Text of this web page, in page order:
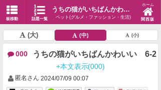
板移動 話題一覧
うちの猫がいちばんかわいい 6-2
ペット(グルメ・ファッション・生活)
ホーム
関西版
(大) (中) (小)
000 うちの猫がいちばんかわいい 6-2
+本文表示(000)
匿名さん 2024/07/09 00:07